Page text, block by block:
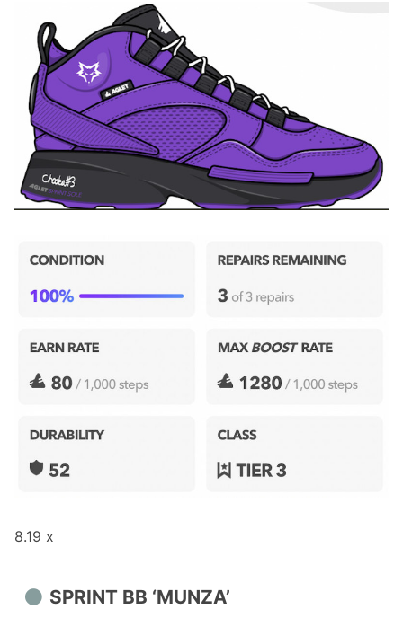
8.19 x
SPRINT BB ‘MUNZA’